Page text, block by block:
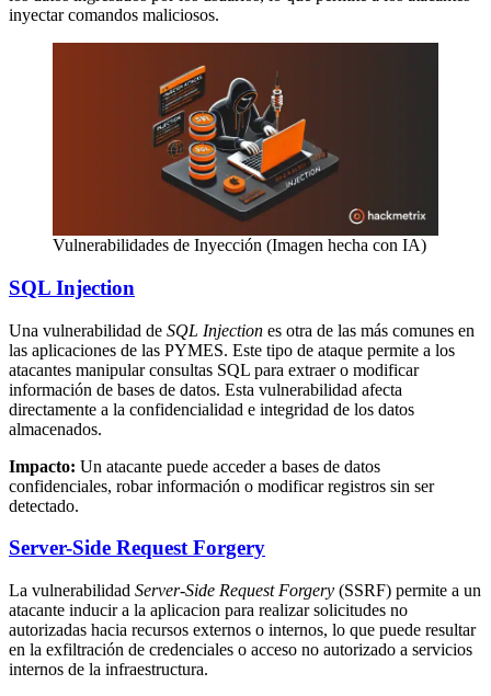
inyectar comandos maliciosos.
Vulnerabilidades de Inyección (Imagen hecha con IA)
SQL Injection
Una vulnerabilidad de SQL Injection es otra de las más comunes en
las aplicaciones de las PYMES. Este tipo de ataque permite a los
atacantes manipular consultas SQL para extraer o modificar
información de bases de datos. Esta vulnerabilidad afecta
directamente a la confidencialidad e integridad de los datos
almacenados.
Impacto: Un atacante puede acceder a bases de datos
confidenciales, robar información o modificar registros sin ser
detectado.
Server-Side Request Forgery
La vulnerabilidad Server-Side Request Forgery (SSRF) permite a un
atacante inducir a la aplicacion para realizar solicitudes no
autorizadas hacia recursos externos o internos, lo que puede resultar
en la exfiltración de credenciales o acceso no autorizado a servicios
internos de la infraestructura.